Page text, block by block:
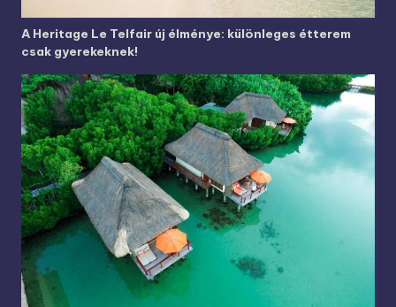
A Heritage Le Telfair új élménye: különleges étterem
csak gyerekeknek!